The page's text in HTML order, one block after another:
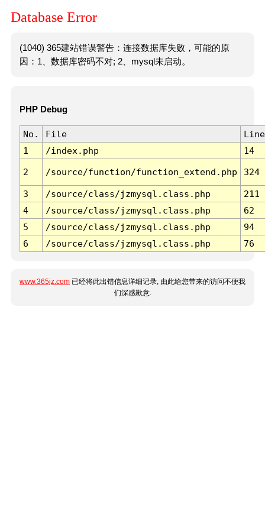
Database Error
(1040) 365建站错误警告：连接数据库失败，可能的原
因：1、数据库密码不对; 2、mysql未启动。
PHP Debug
No. File
Line
1
/index.php 14
2 /source/function/function_extend.php 324
3 /source/class/jzmysql.class.php
211
4
/source/class/jzmysql.class.php
62
5
/source/class/jzmysql.class.php
94
6
/source/class/jzmysql.class.php 76
www.365jz.com 已经将此出错信息详细记录, 由此给您带来的访问不便我
们深感歉意.